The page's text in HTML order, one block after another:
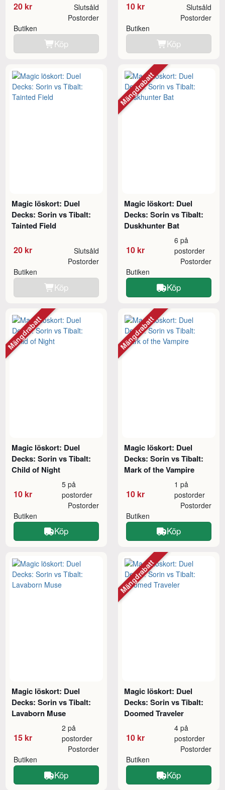
20 kr Slutsåld
Butiken
Postorder
Köp
10 kr Slutsåld
Butiken
Postorder
Köp
Magic löskort: Duel
Decks: Sorin vs Tibalt:
Tainted Field
20 kr Slutsåld
Butiken
Postorder
Köp
Magic löskort: Duel
Decks: Sorin vs Tibalt:
Duskhunter Bat
10 kr
6 på
postorder
Butiken
Postorder
Köp
Mängdrabatt
Magic löskort: Duel
Decks: Sorin vs Tibalt:
Child of Night
10 kr
5 på
postorder
Butiken
Postorder
Köp
Mängdrabatt
Magic löskort: Duel
Decks: Sorin vs Tibalt:
Mark of the Vampire
10 kr
1 på
postorder
Butiken
Postorder
Köp
Mängdrabatt
Magic löskort: Duel
Decks: Sorin vs Tibalt:
Lavaborn Muse
15 kr
2 på
postorder
Butiken
Postorder
Köp
Magic löskort: Duel
Decks: Sorin vs Tibalt:
Doomed Traveler
10 kr
4 på
postorder
Butiken
Postorder
Köp
Mängdrabatt